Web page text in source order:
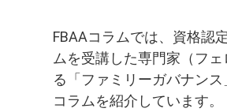
FBAAコラムでは、資格認
ムを受講した専門家（フェ
る「ファミリーガバナンス
コラムを紹介しています。